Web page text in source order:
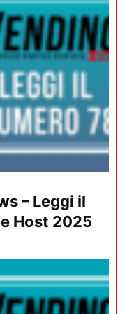
– Leggi il
Host 2025